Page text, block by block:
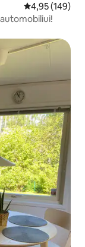
Vidutinis
4,95 (149)